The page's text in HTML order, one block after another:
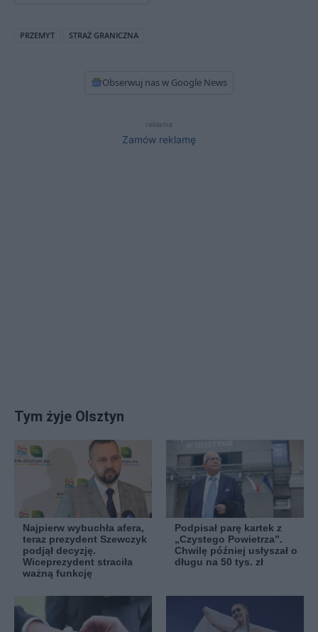
PRZEMYT STRAŻ GRANICZNA
Obserwuj nas w Google News
reklama
Zamów reklamę
Tym żyje Olsztyn
Najpierw wybuchła afera,
teraz prezydent Szewczyk
podjął decyzję.
Wiceprezydent straciła
ważną funkcję
Podpisał parę kartek z
„Czystego Powietrza”.
Chwilę później usłyszał o
długu na 50 tys. zł